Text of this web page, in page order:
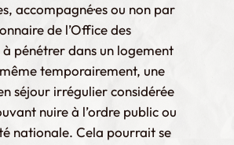
accompagné·es ou non par
de l’Office des
pénétrer dans un logement
temporairement, une
séjour irrégulier considérée
nuire à l’ordre public ou
nationale. Cela pourrait se